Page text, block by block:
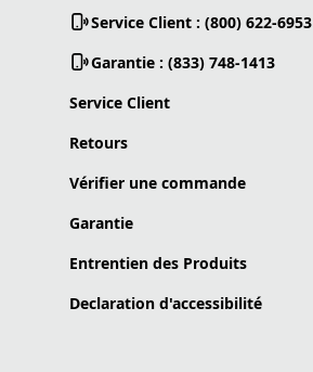
Service Client : (800) 622-6953
Garantie : (833) 748-1413
Service Client
Retours
Vérifier une commande
Garantie
Entrentien des Produits
Declaration d'accessibilité